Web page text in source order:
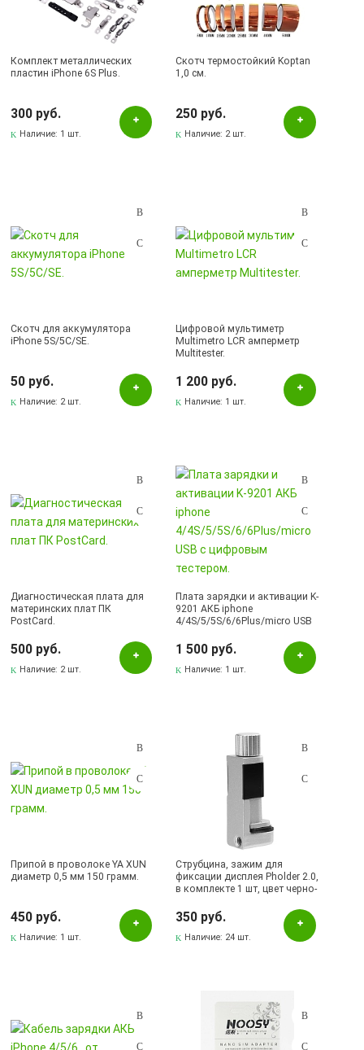
Комплект металлических
пластин iPhone 6S Plus.
300 руб.
Наличие: 1 шт.
Скотч термостойкий Koptan
1,0 см.
250 руб.
Наличие: 2 шт.
Скотч для аккумулятора
iPhone 5S/5C/SE.
50 руб.
Наличие: 2 шт.
Цифровой мультиметр
Multimetro LCR амперметр
Multitester.
1 200 руб.
Наличие: 1 шт.
Диагностическая плата для
материнских плат ПК
PostCard.
500 руб.
Наличие: 2 шт.
Плата зарядки и активации K-
9201 АКБ iphone
4/4S/5/5S/6/6Plus/micro USB
1 500 руб.
Наличие: 1 шт.
Припой в проволоке YA XUN
диаметр 0,5 мм 150 грамм.
450 руб.
Наличие: 1 шт.
Струбцина, зажим для
фиксации дисплея Pholder 2.0,
в комплекте 1 шт, цвет черно-
350 руб.
Наличие: 24 шт.